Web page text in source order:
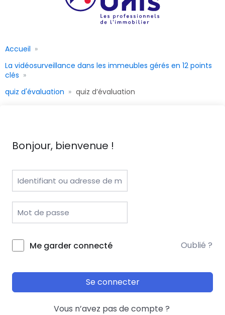
Accueil
La vidéosurveillance dans les immeubles gérés en 12 points
clés
quiz d'évaluation
quiz d’évaluation
Bonjour, bienvenue !
Me garder connecté Oublié ?
Se connecter
Vous n’avez pas de compte ?